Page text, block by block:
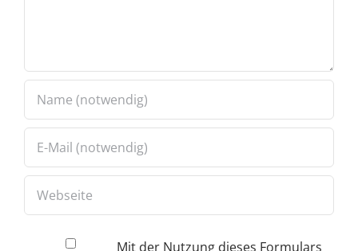
Mit der Nutzung dieses Formulars